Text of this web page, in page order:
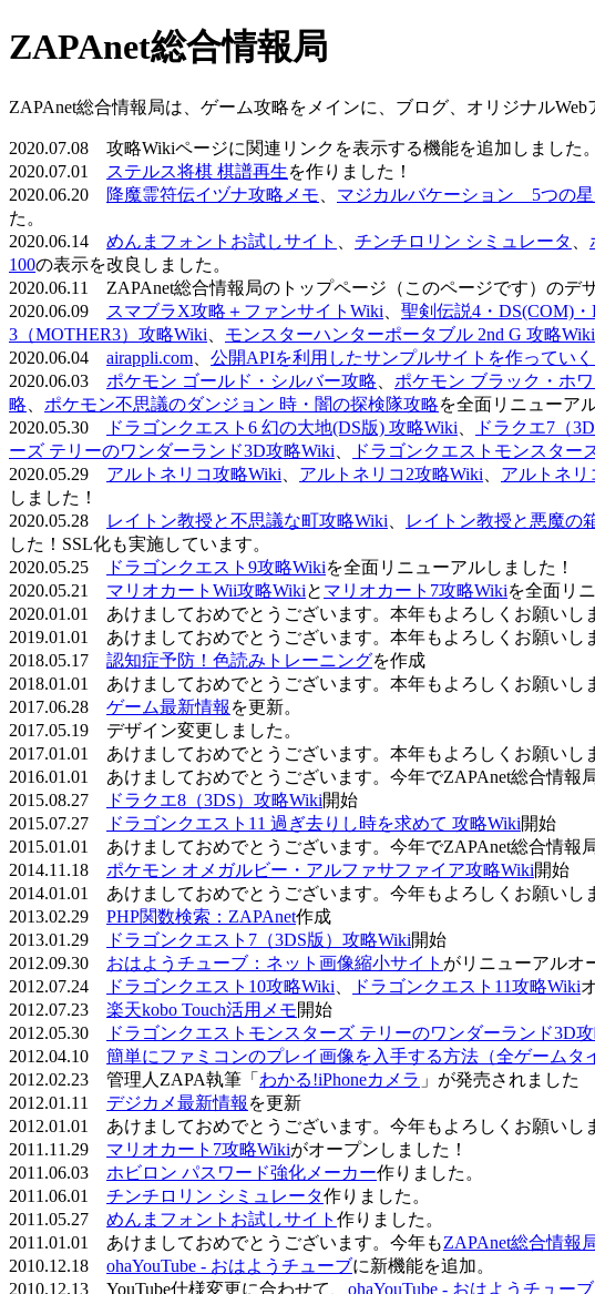
ZAPAnet総合情報局
ZAPAnet総合情報局は、ゲーム攻略をメインに、ブログ、オリジナル
2020.07.08 攻略Wikiページに関連リンクを表示する機能を追加しました。
2020.07.01
ステルス将棋 棋譜再生を作りました！
2020.06.20
降魔霊符伝イヅナ攻略メモ マジカルバケーション 5つの
た。
2020.06.14 めんまフォントお試しサイト チンチロリン シミュレータ
100の表示を改良しました。
2020.06.11 ZAPAnet総合情報局のトップページ（このページです）のデ
2020.06.09
スマブラX攻略＋ファンサイトWiki 聖剣伝説4・DS(COM)
3（MOTHER3）攻略Wiki
モンスターハンターポータブル 2nd G 攻略Wiki
2020.06.04 airappli.com 公開APIを利用したサンプルサイトを作っていく
2020.06.03 ポケモン ゴールド・シルバー攻略 ポケモン ブラック・ホ
略
ポケモン不思議のダンジョン 時・闇の探検隊攻略を全面リニューア
2020.05.30
ドラゴンクエスト6 幻の大地(DS版) 攻略Wiki ドラクエ7（
ーズ テリーのワンダーランド3D攻略Wiki
ドラゴンクエストモンスター
2020.05.29 アルトネリコ攻略Wiki アルトネリコ2攻略Wiki アルトネリ
しました！
2020.05.28
レイトン教授と不思議な町攻略Wiki レイトン教授と悪魔の
した！SSL化も実施しています。
2020.05.25
ドラゴンクエスト9攻略Wikiを全面リニューアルしました！
2020.05.21 マリオカートWii攻略Wikiと マリオカート7攻略Wikiを全面リ
2020.01.01 あけましておめでとうございます。本年もよろしくお願いし
2019.01.01 あけましておめでとうございます。本年もよろしくお願いし
2018.05.17 認知症予防！色読みトレーニングを作成
2018.01.01 あけましておめでとうございます。本年もよろしくお願いし
2017.06.28 ゲーム最新情報 を更新。
2017.05.19 デザイン変更しました。
2017.01.01 あけましておめでとうございます。本年もよろしくお願いし
2016.01.01 あけましておめでとうございます。今年でZAPAnet総合情報
2015.08.27
ドラクエ8（3DS）攻略Wiki開始
2015.07.27
ドラゴンクエスト11 過ぎ去りし時を求めて 攻略Wiki開始
2015.01.01 あけましておめでとうございます。今年でZAPAnet総合情報
2014.11.18 ポケモン オメガルビー・アルファサファイア攻略Wiki開始
2014.01.01 あけましておめでとうございます。今年もよろしくお願いし
2013.02.29 PHP関数検索：ZAPAnet作成
2013.01.29
ドラゴンクエスト7（3DS版）攻略Wiki開始
2012.09.30 おはようチューブ：ネット画像縮小サイト がリニューアルオ
2012.07.24
ドラゴンクエスト10攻略Wiki ドラゴンクエスト11攻略Wiki
2012.07.23 楽天kobo Touch活用メモ開始
2012.05.30
ドラゴンクエストモンスターズ テリーのワンダーランド3D
2012.04.10 簡単にファミコンのプレイ画像を入手する方法（全ゲームタ
2012.02.23 管理人ZAPA執筆「 わかる!iPhoneカメラ 」が発売されました
2012.01.11 デジカメ最新情報 を更新
2012.01.01 あけましておめでとうございます。今年もよろしくお願いし
2011.11.29 マリオカート7攻略Wikiがオープンしました！
2011.06.03 ホビロン パスワード強化メーカー作りました。
2011.06.01 チンチロリン シミュレータ作りました。
2011.05.27 めんまフォントお試しサイト 作りました。
2011.01.01 あけましておめでとうございます。今年もZAPAnet総合情報
2010.12.18 ohaYouTube - おはようチューブに新機能を追加。
2010.12.13 YouTube仕様変更に合わせて、 ohaYouTube - おはようチューブ